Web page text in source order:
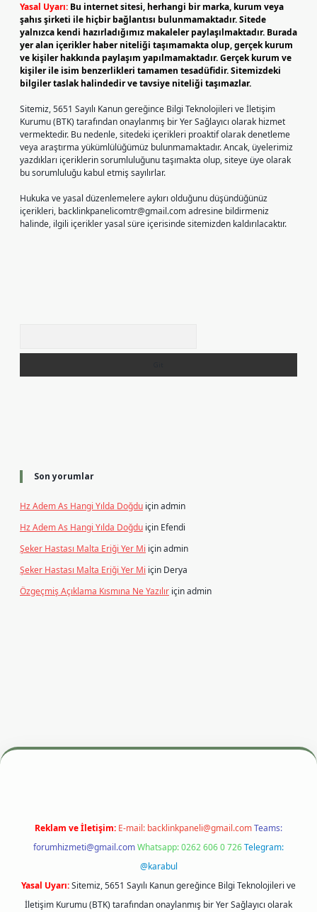
Yasal Uyarı: Bu internet sitesi, herhangi bir marka, kurum veya
şahıs şirketi ile hiçbir bağlantısı bulunmamaktadır. Sitede
yalnızca kendi hazırladığımız makaleler paylaşılmaktadır. Burada
yer alan içerikler haber niteliği taşımamakta olup, gerçek kurum
ve kişiler hakkında paylaşım yapılmamaktadır. Gerçek kurum ve
kişiler ile isim benzerlikleri tamamen tesadüfidir. Sitemizdeki
bilgiler taslak halindedir ve tavsiye niteliği taşımazlar.
Sitemiz, 5651 Sayılı Kanun gereğince Bilgi Teknolojileri ve İletişim
Kurumu (BTK) tarafından onaylanmış bir Yer Sağlayıcı olarak hizmet
vermektedir. Bu nedenle, sitedeki içerikleri proaktif olarak denetleme
veya araştırma yükümlülüğümüz bulunmamaktadır. Ancak, üyelerimiz
yazdıkları içeriklerin sorumluluğunu taşımakta olup, siteye üye olarak
bu sorumluluğu kabul etmiş sayılırlar.
Hukuka ve yasal düzenlemelere aykırı olduğunu düşündüğünüz
içerikleri, backlinkpanelicomtr@gmail.comadresine bildirmeniz
halinde, ilgili içerikler yasal süre içerisinde sitemizden kaldırılacaktır.
Son yorumlar
Hz Adem As Hangi Yılda Doğdu içinadmin
Hz Adem As Hangi Yılda Doğdu için Efendi
Şeker Hastası Malta Eriği Yer Mi içinadmin
Şeker Hastası Malta Eriği Yer Mi için Derya
Özgeçmiş Açıklama Kısmına Ne Yazılır içinadmin
betexper.xyzm elexbet
Reklam ve İletişim: E-mail: backlinkpaneli@gmail.comTeams:
forumhizmeti@gmail.comWhatsapp: 0262 606 0 726Telegram:
@karabul
Yasal Uyarı:Sitemiz, 5651 Sayılı Kanun gereğince Bilgi Teknolojileri ve
İletişim Kurumu (BTK) tarafından onaylanmış bir Yer Sağlayıcı olarak